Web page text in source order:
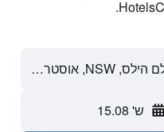
Hillsong Church - באוקהלם הילס, NSW, אוסטרליה
ש' 15.08